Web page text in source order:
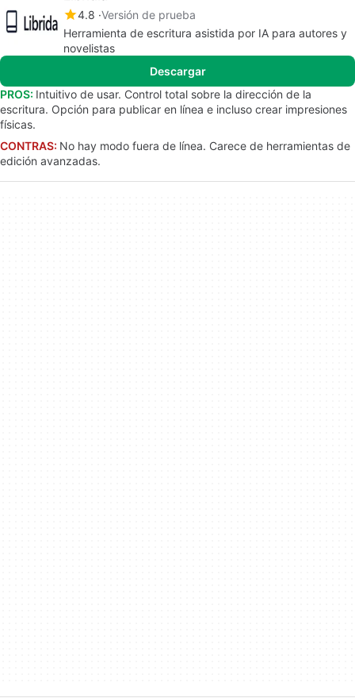
4.8 Versión de prueba
Herramienta de escritura asistida por IA para autores y
novelistas
Descargar
PROS: Intuitivo de usar. Control total sobre la dirección de la
escritura. Opción para publicar en línea e incluso crear impresiones
físicas.
CONTRAS: No hay modo fuera de línea. Carece de herramientas de
edición avanzadas.